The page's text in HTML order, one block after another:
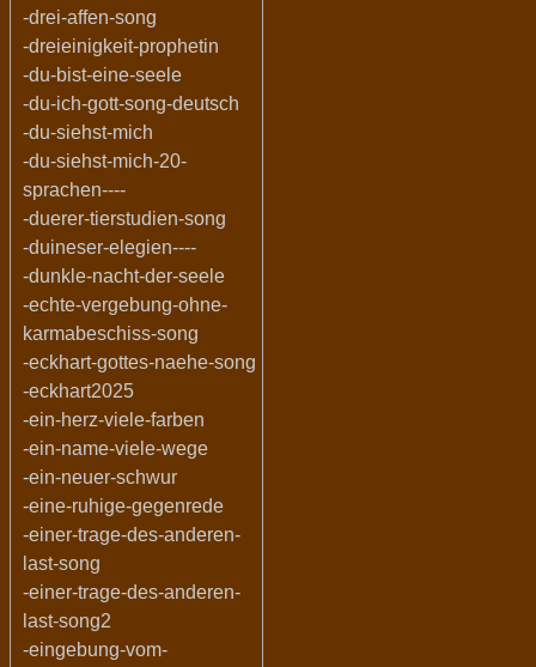
-drei-affen-song
-dreieinigkeit-prophetin
-du-bist-eine-seele
-du-ich-gott-song-deutsch
-du-siehst-mich
-du-siehst-mich-20-
sprachen----
-duerer-tierstudien-song
-duineser-elegien----
-dunkle-nacht-der-seele
-echte-vergebung-ohne-
karmabeschiss-song
-eckhart-gottes-naehe-song
-eckhart2025
-ein-herz-viele-farben
-ein-name-viele-wege
-ein-neuer-schwur
-eine-ruhige-gegenrede
-einer-trage-des-anderen-
last-song
-einer-trage-des-anderen-
last-song2
-eingebung-vom-